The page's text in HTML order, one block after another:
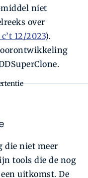
niet
over
12/2023).
die niet meer
tools die de nog
uitkomst. De